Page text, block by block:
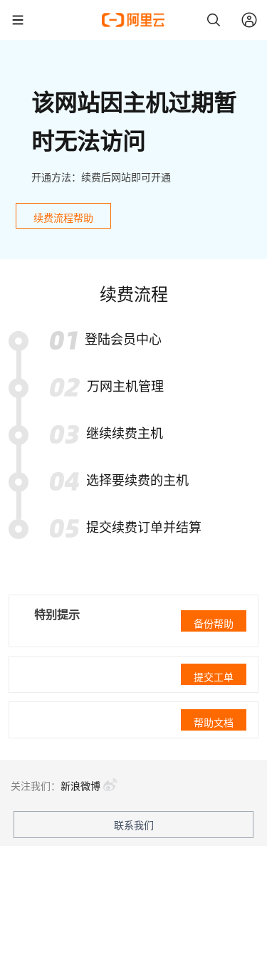
该网站因主机过期暂
时无法访问
开通方法：续费后网站即可开通
续费流程帮助
续费流程
登陆会员中心
万网主机管理
继续续费主机
选择要续费的主机
提交续费订单并结算
特别提示
备份帮助
提交工单
帮助文档